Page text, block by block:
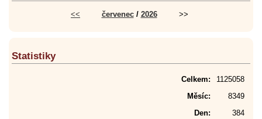
<< červenec/ 2026 >>
Statistiky
Celkem:
1125058
Měsíc:
8349
Den:
384